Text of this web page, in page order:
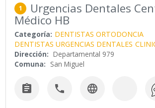
1 Urgencias Dentales
Médico HB
Categoría: DENTISTAS ORTODONCIA
DENTISTAS URGENCIAS DENTALES
Dirección: Departamental 979
Comuna: San Miguel
  